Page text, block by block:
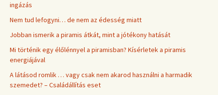
ingázás
Nem tud lefogyni… de nem az édesség miatt
Jobban ismerik a piramis átkát, mint a jótékony hatását
Mi történik egy élőlénnyel a piramisban? Kísérletek a piramis
energiájával
A látásod romlik … vagy csak nem akarod használni a harmadik
szemedet? – Családállítás eset